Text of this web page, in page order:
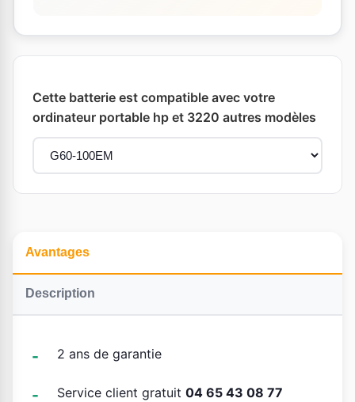
Cette batterie est compatible avec votre
ordinateur portable hp et 3220 autres modèles
Avantages
Description
2 ans de garantie
Service client gratuit 04 65 43 08 77